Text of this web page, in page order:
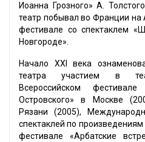
Иоанна Грозного» А.
театр побывал во Франции на
фестивале со спектаклем
Новгороде».
Начало XXI века
театра участием в
Всероссийском
Островского» в Москве
Рязани (2005),
спектаклей по
фестивале «Арбатские